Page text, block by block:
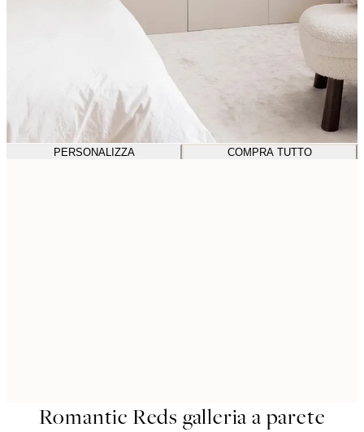
PERSONALIZZA COMPRA TUTTO
Romantic Reds galleria a parete